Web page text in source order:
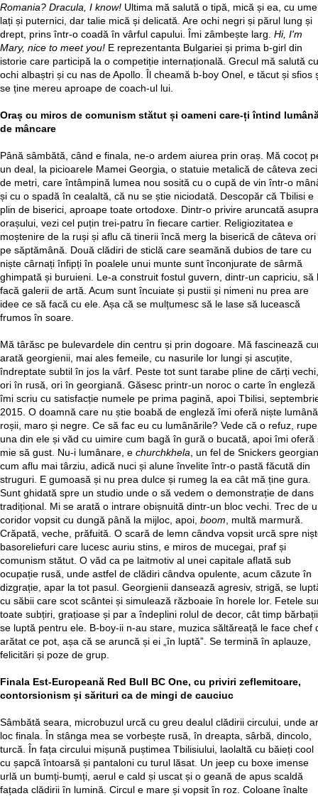
Romania? Dracula, I know! Ultima mă salută o tipă, mică și ea, cu
lați și puternici, dar talie mică și delicată. Are ochi negri și părul lung și
drept, prins într-o coadă în vârful capului. Îmi zâmbește larg. Hi, I'm
Mary, nice to meet you! E reprezentanta Bulgariei și prima b-girl din
istorie care participă la o competiție internațională. Grecul mă salută cu
ochi albaștri și cu nas de Apollo. Îl cheamă b-boy Onel, e tăcut și sfios
se ține mereu aproape de coach-ul lui.
Oraș cu miros de comunism stătut și oameni care-ți întind
de mâncare
Până sâmbătă, când e finala, ne-o ardem aiurea prin oraș. Mă cocoț
un deal, la picioarele Mamei Georgia, o statuie metalică de câteva zeci
de metri, care întâmpină lumea nou sosită cu o cupă de vin într-o
și cu o spadă în cealaltă, că nu se știe niciodată. Descopăr că Tbilisi e
plin de biserici, aproape toate ortodoxe. Dintr-o privire aruncată asupra
orașului, vezi cel puțin trei-patru în fiecare cartier. Religiozitatea e
moștenire de la ruși și aflu că tinerii încă merg la biserică de câteva ori
pe săptămână. Două clădiri de sticlă care seamănă dubios de tare cu
niște cârnați înfipți în poalele unui munte sunt înconjurate de sârmă
ghimpată și buruieni. Le-a construit fostul guvern, dintr-un capriciu, să
facă galerii de artă. Acum sunt încuiate și pustii și nimeni nu prea are
idee ce să facă cu ele. Așa că se mulțumesc să le lase să lucească
frumos în soare.
Mă târăsc pe bulevardele din centru și prin dogoare. Mă fascinează
arată georgienii, mai ales femeile, cu nasurile lor lungi și ascuțite,
îndreptate subtil în jos la vârf. Peste tot sunt tarabe pline de cărți vechi,
ori în rusă, ori în georgiană. Găsesc printr-un noroc o carte în engleză
îmi scriu cu satisfacție numele pe prima pagină, apoi Tbilisi,
2015. O doamnă care nu știe boabă de engleză îmi oferă niște
roșii, maro și negre. Ce să fac eu cu lumânările? Vede că o refuz, rupe
una din ele și văd cu uimire cum bagă în gură o bucată, apoi îmi oferă
mie să gust. Nu-i lumânare, e churchkhela, un fel de Snickers
cum aflu mai târziu, adică nuci și alune învelite într-o pastă făcută din
struguri. E gumoasă și nu prea dulce și rumeg la ea cât mă ține gura.
Sunt ghidată spre un studio unde o să vedem o demonstrație de dans
tradițional. Mi se arată o intrare obișnuită dintr-un bloc vechi. Trec de
coridor vopsit cu dungă până la mijloc, apoi, boom, multă marmură.
Crăpată, veche, prăfuită. O scară de lemn cândva vopsit urcă spre
basoreliefuri care lucesc auriu stins, e miros de mucegai, praf și
comunism stătut. O văd ca pe laitmotiv al unei capitale aflată sub
ocupație rusă, unde astfel de clădiri cândva opulente, acum căzute în
dizgrație, apar la tot pasul. Georgienii dansează agresiv, strigă, se
cu săbii care scot scântei și simulează războaie în horele lor. Fetele
toate subțiri, grațioase și par a îndeplini rolul de decor, cât timp bărbații
se luptă pentru ele. B-boy-ii n-au stare, muzica săltăreață le face chef
arătat ce pot, așa că se aruncă și ei „în luptă”. Se termină în aplauze,
felicitări și poze de grup.
Finala Est-Europeană Red Bull BC One, cu priviri zeflemitoare,
contorsionism și sărituri ca de mingi de cauciuc
Sâmbătă seara, microbuzul urcă cu greu dealul clădirii circului, unde
loc finala. În stânga mea se vorbește rusă, în dreapta, sârbă, dincolo,
turcă. În fața circului mișună puștimea Tbilisiului, laolaltă cu băieți cool
cu șapcă întoarsă și pantaloni cu turul lăsat. Un jeep cu boxe imense
urlă un bumți-bumți, aerul e cald și uscat și o geană de apus scaldă
fațada clădirii în lumină. Circul e mare și vopsit în roz. Coloane înalte